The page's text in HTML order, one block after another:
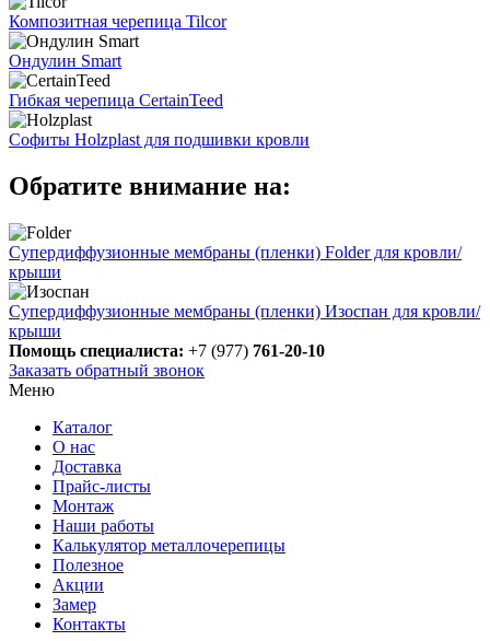
Композитная черепица Tilcor
Ондулин Smart
Гибкая черепица CertainTeed
Софиты Holzplast для подшивки кровли
Обратите внимание на:
Супердиффузионные мембраны (пленки) Folder для кровли/
крыши
Супердиффузионные мембраны (пленки) Изоспан для кровли/
крыши
Помощь специалиста: +7 (977) 761-20-10
Заказать обратный звонок
Меню
Каталог
О нас
Доставка
Прайс-листы
Монтаж
Наши работы
Калькулятор металлочерепицы
Полезное
Акции
Замер
Контакты